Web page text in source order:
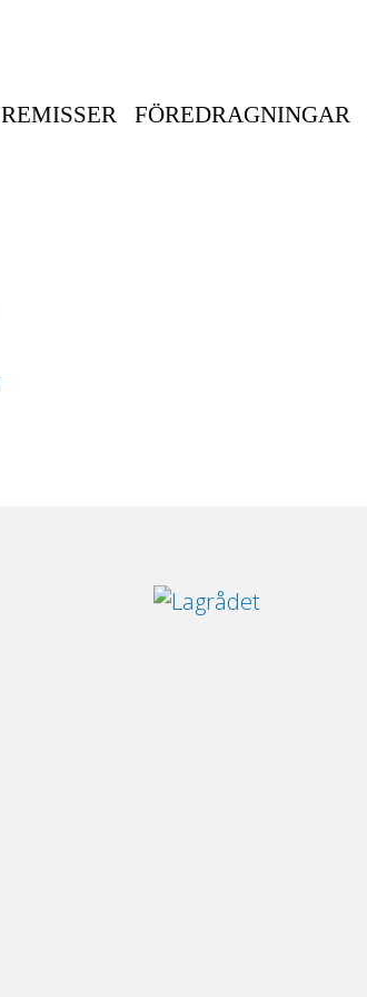
REMISSER FÖREDRAGNINGAR